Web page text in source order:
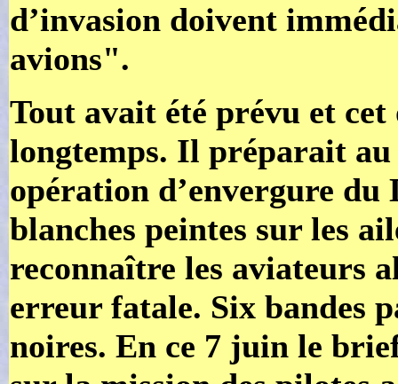
d’invasion doivent
avions".
Tout avait été prévu et
longtemps. Il préparait au
opération d’envergure du
blanches peintes sur les
reconnaître les aviateurs
erreur fatale. Six bandes
noires. En ce 7 juin le